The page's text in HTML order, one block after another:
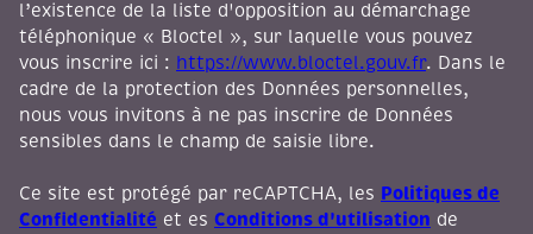
téléphonique « Bloctel », sur laquelle vous pouvez
vous inscrire ici :https://www.bloctel.gouv.fr. Dans le
cadre de la protection des Données personnelles,
nous vous invitons à ne pas inscrire de Données
sensibles dans le champ de saisie libre.
Confidentialitéet esConditions d'utilisationde
Google s'appliquent.